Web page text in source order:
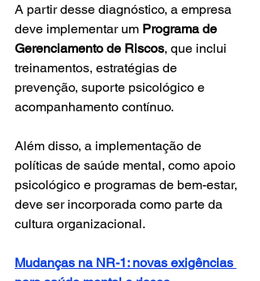
A partir desse diagnóstico, a empresa
deve implementar um Programa de
Gerenciamento de Riscos, que inclui
treinamentos, estratégias de
prevenção, suporte psicológico e
acompanhamento contínuo.
Além disso, a implementação de
políticas de saúde mental, como apoio
psicológico e programas de bem-estar,
deve ser incorporada como parte da
cultura organizacional.
Mudanças na NR-1: novas exigências